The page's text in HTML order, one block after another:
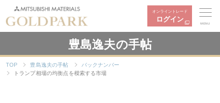
オンライントレード
ログイン
MENU
豊島逸夫の手帖
TOP 豊島逸夫の手帖
バックナンバー
トランプ相場の均衡点を模索する市場